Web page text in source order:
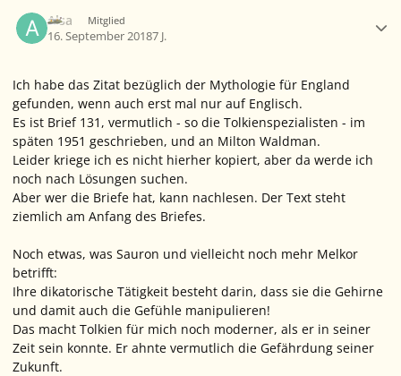
Alsa Mitglied
16. September 20187 J.
Ich habe das Zitat bezüglich der Mythologie für England
gefunden, wenn auch erst mal nur auf Englisch.
Es ist Brief 131, vermutlich - so die Tolkienspezialisten - im
späten 1951 geschrieben, und an Milton Waldman.
Leider kriege ich es nicht hierher kopiert, aber da werde ich
noch nach Lösungen suchen.
Aber wer die Briefe hat, kann nachlesen. Der Text steht
ziemlich am Anfang des Briefes.
Noch etwas, was Sauron und vielleicht noch mehr Melkor
betrifft:
Ihre dikatorische Tätigkeit besteht darin, dass sie die Gehirne
und damit auch die Gefühle manipulieren!
Das macht Tolkien für mich noch moderner, als er in seiner
Zeit sein konnte. Er ahnte vermutlich die Gefährdung seiner
Zukunft.